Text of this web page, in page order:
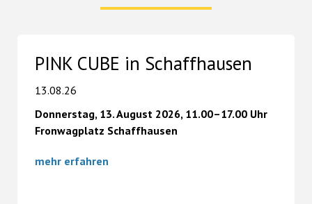
PINK CUBE in Schaffhausen
13.08.26
Donnerstag, 13. August 2026, 11.00–17.00 Uhr
Fronwagplatz Schaffhausen
mehr erfahren